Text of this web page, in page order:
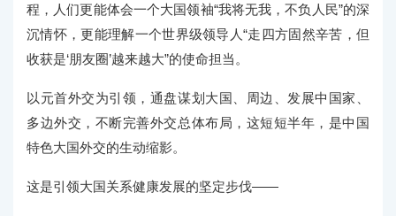
程，人们更能体会一个大国领袖“我将无我，不负人民”的深
沉情怀，更能理解一个世界级领导人“走四方固然辛苦，但
收获是‘朋友圈’越来越大”的使命担当。
以元首外交为引领，通盘谋划大国、周边、发展中国家、
多边外交，不断完善外交总体布局，这短短半年，是中国
特色大国外交的生动缩影。
这是引领大国关系健康发展的坚定步伐——